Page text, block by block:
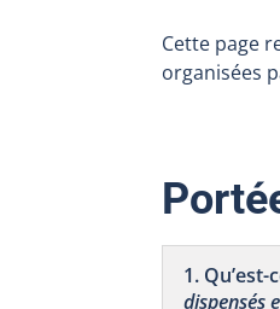
Cette page
organisées
1.
dispensés